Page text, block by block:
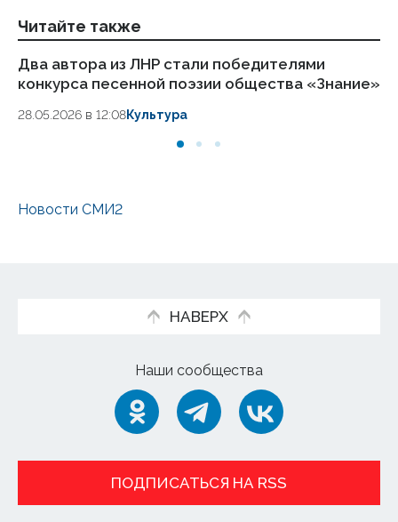
Читайте также
Два автора из ЛНР стали победителями
конкурса песенной поэзии общества «Знание»
28.05.2026 в 12:08Культура
Новости СМИ2
НАВЕРХ
Наши сообщества
ПОДПИСАТЬСЯ НА RSS